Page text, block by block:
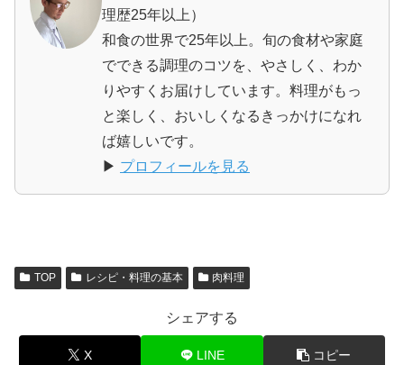
理歴25年以上）
和食の世界で25年以上。旬の食材や家庭
でできる調理のコツを、やさしく、わか
りやすくお届けしています。料理がもっ
と楽しく、おいしくなるきっかけになれ
ば嬉しいです。
▶ プロフィールを見る
TOP レシピ・料理の基本 肉料理
シェアする
X LINE コピー